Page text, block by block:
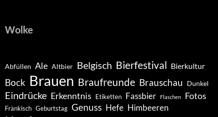
Wolke
Abfüllen Ale Altbier Belgisch Bierfestival Bierkultur
Bock Brauen Braufreunde Brauschau Dunkel
Eindrücke Erkenntnis Etiketten Fassbier Flaschen Fotos
Fränkisch Geburtstag Genuss Hefe Himbeeren